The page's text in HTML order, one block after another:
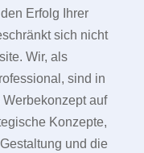
Erfolg Ihrer
sich nicht
Wir, als
sind in
auf
Konzepte,
und die